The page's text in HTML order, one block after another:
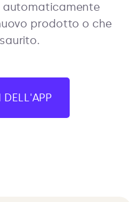
prodotto o che
DELL'APP